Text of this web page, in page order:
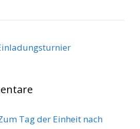
Tag der Einheit nach